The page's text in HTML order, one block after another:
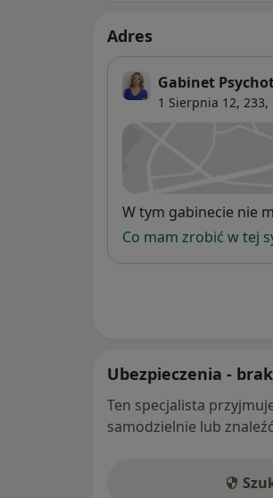
Adres
Gabinet
1 Sierpnia 12, 233,
Dostępność
W tym gabinecie nie
Co mam zrobić w tej
Ubezpieczenia -
Ten specjalista
samodzielnie lub